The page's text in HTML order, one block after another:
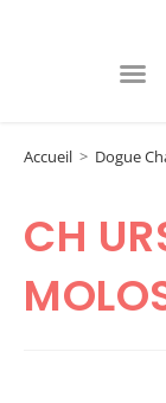
Accueil > Dogue
CH